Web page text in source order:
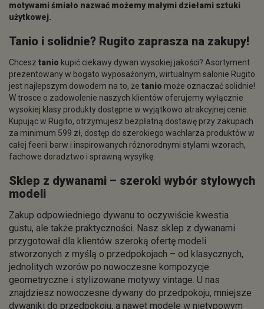
motywami śmiało nazwać możemy małymi dziełami sztuki
użytkowej.
Tanio i solidnie? Rugito zaprasza na zakupy!
Chcesz tanio kupić ciekawy dywan wysokiej jakości? Asortyment
prezentowany w bogato wyposażonym, wirtualnym salonie Rugito
jest najlepszym dowodem na to, że tanio może oznaczać solidnie!
W trosce o zadowolenie naszych klientów oferujemy wyłącznie
wysokiej klasy produkty dostępne w wyjątkowo atrakcyjnej cenie.
Kupując w Rugito, otrzymujesz bezpłatną dostawę przy zakupach
za minimum 599 zł, dostęp do szerokiego wachlarza produktów w
całej feerii barw i inspirowanych różnorodnymi stylami wzorach,
fachowe doradztwo i sprawną wysyłkę.
Sklep z dywanami – szeroki wybór stylowych
modeli
Zakup odpowiedniego dywanu to oczywiście kwestia
gustu, ale także praktyczności. Nasz sklep z dywanami
przygotował dla klientów szeroką ofertę modeli
stworzonych z myślą o przedpokojach – od klasycznych,
jednolitych wzorów po nowoczesne kompozycje
geometryczne i stylizowane motywy vintage. U nas
znajdziesz nowoczesne dywany do przedpokoju, mniejsze
dywaniki do przedpokoju, a nawet modele w nietypowym